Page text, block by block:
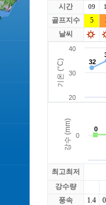
로제비앙
마에스트로
베뉴지
블랙스톤GC이천
빅토리아
시간
09
골프지수 5
날씨
최고최저
강수량
풍속
1.4